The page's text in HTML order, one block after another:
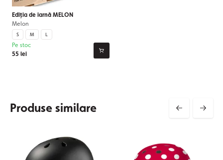
Ediția de iarnă MELON
Melon
S M L
55 lei
Pe stoc
Produse similare